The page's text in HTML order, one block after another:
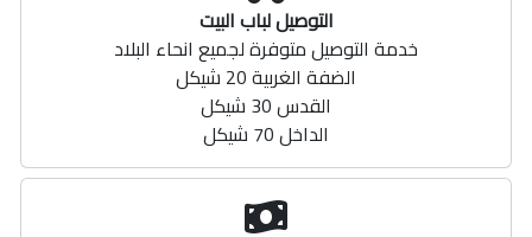
التوصيل لباب البيت
خدمة التوصيل متوفرة لجميع انحاء البلاد
الضفة الغربية 20 شيكل
القدس 30 شيكل
الداخل 70 شيكل